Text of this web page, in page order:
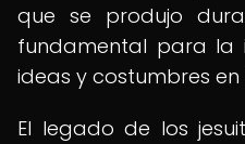
que se produjo
fundamental para la
ideas y costumbres
El legado de los